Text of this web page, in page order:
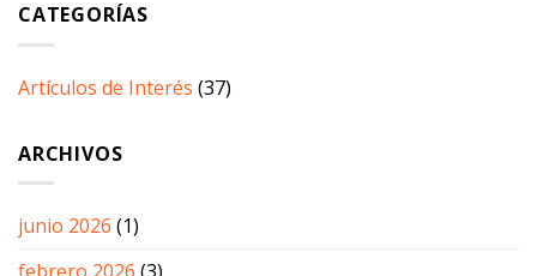
CATEGORÍAS
Artículos de Interés (37)
ARCHIVOS
junio 2026 (1)